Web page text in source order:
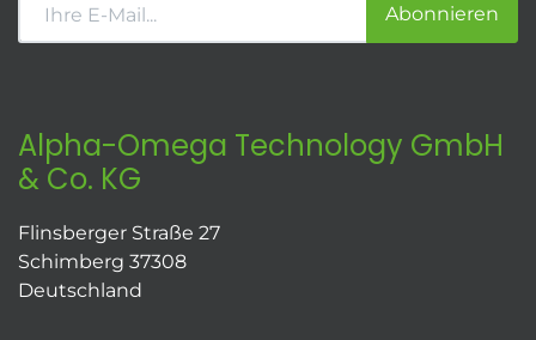
Abonnieren
Alpha-Omega Technology GmbH
& Co. KG
Flinsberger Straße 27
Schimberg 37308
Deutschland